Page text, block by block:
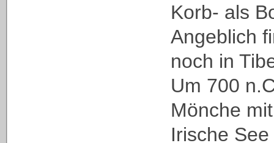
Korb- als
Angeblich
noch in
Um 700
Mönche
Irische